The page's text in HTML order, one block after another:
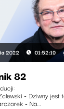
2022 01:52:19
82
- Dziwny jest
- Na...